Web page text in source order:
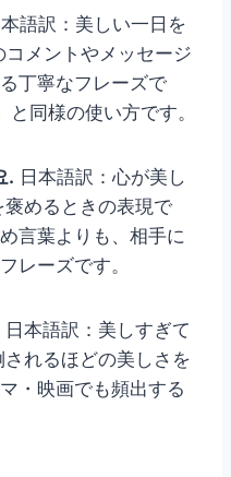
語訳：美しい一日を
メントやメッセージ
丁寧なフレーズで
同様の使い方です。
. 日本語訳：心が美し
めるときの表現で
言葉よりも、相手に
レーズです。
日本語訳：美しすぎて
れるほどの美しさを
・映画でも頻出する